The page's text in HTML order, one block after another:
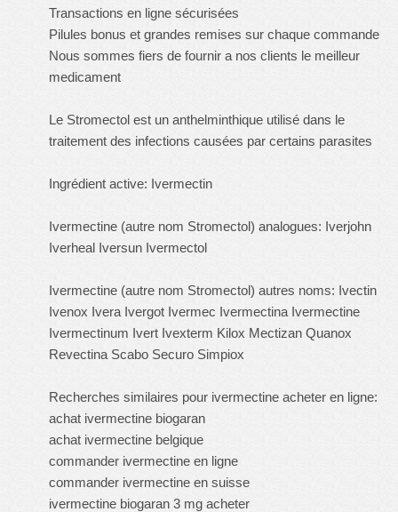
Transactions en ligne sécurisées
Pilules bonus et grandes remises sur chaque commande
Nous sommes fiers de fournir a nos clients le meilleur
medicament
Le Stromectol est un anthelminthique utilisé dans le
traitement des infections causées par certains parasites
Ingrédient active: Ivermectin
Ivermectine (autre nom Stromectol) analogues: Iverjohn
Iverheal Iversun Ivermectol
Ivermectine (autre nom Stromectol) autres noms: Ivectin
Ivenox Ivera Ivergot Ivermec Ivermectina Ivermectine
Ivermectinum Ivert Ivexterm Kilox Mectizan Quanox
Revectina Scabo Securo Simpiox
Recherches similaires pour ivermectine acheter en ligne:
achat ivermectine biogaran
achat ivermectine belgique
commander ivermectine en ligne
commander ivermectine en suisse
ivermectine biogaran 3 mg acheter